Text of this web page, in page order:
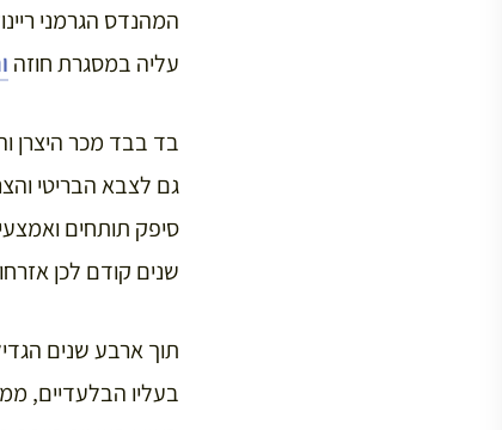
המהנדס הגרמני
עליה במסגרת חוזה
בד בבד מכר היצרן
סיפק תותחים
שנים קודם לכן
תוך ארבע שנים
בעליו הבלעדיים,